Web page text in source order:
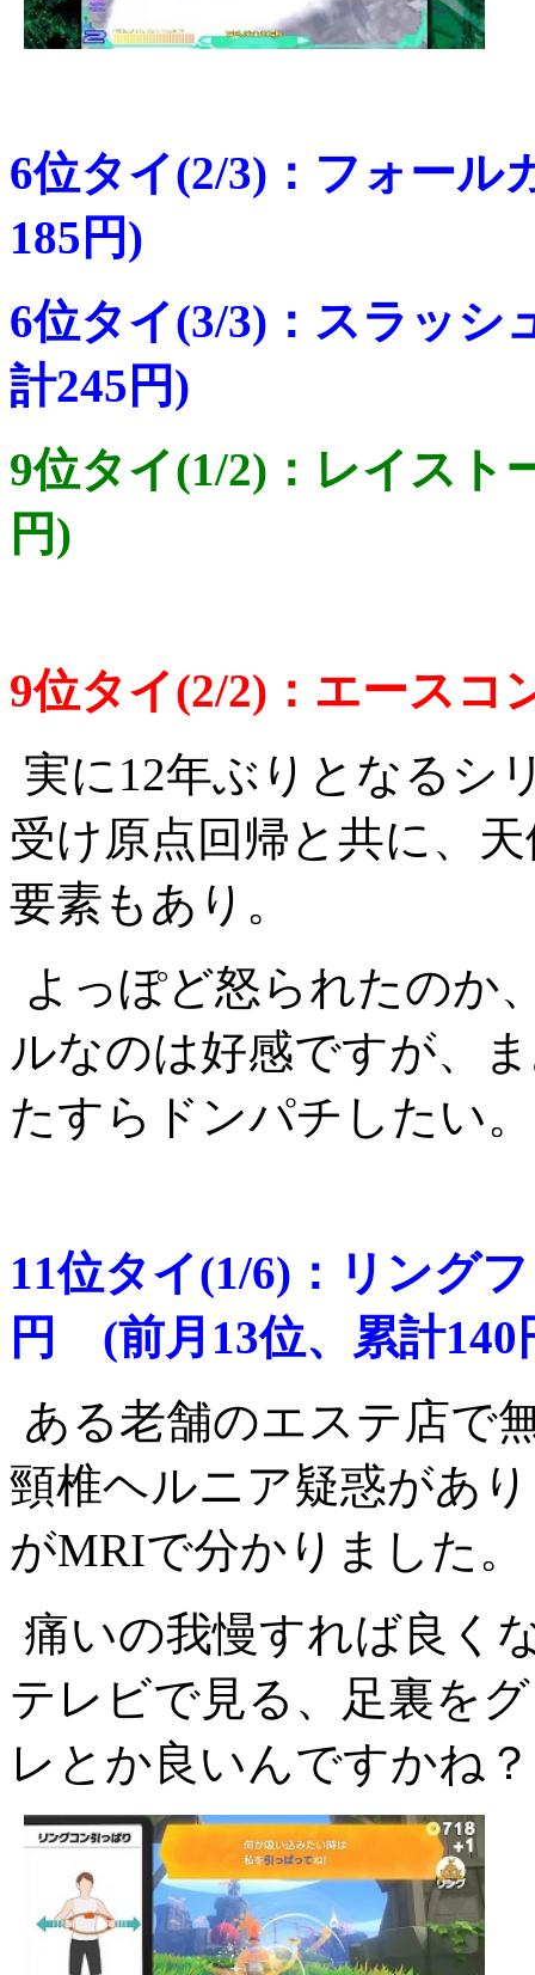
6位タイ(2/3)：フォー
185円)
6位タイ(3/3)：スラッ
計245円)
9位タイ(1/2)：レイス
円)
9位タイ(2/2)：エース
実に12年ぶりとなるシ
受け原点回帰と共に、
要素もあり。
よっぽど怒られたのか
ルなのは好感ですが、
たすらドンパチしたい。
11位タイ(1/6)：リング
円 (前月13位、累計140
ある老舗のエステ店で
頸椎ヘルニア疑惑があ
がMRIで分かりました。
痛いの我慢すれば良く
テレビで見る、足裏を
レとか良いんですかね？